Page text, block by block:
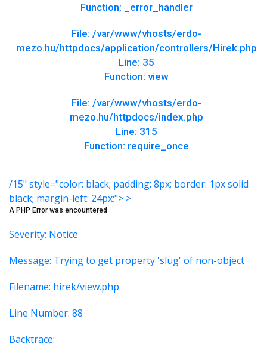
Function: _error_handler
File: /var/www/vhosts/erdo-
mezo.hu/httpdocs/application/controllers/Hirek.php
Line: 35
Function: view
File: /var/www/vhosts/erdo-
mezo.hu/httpdocs/index.php
Line: 315
Function: require_once
/15" style="color: black; padding: 8px; border: 1px solid
black; margin-left: 24px;"> >
A PHP Error was encountered
Severity: Notice
Message: Trying to get property 'slug' of non-object
Filename: hirek/view.php
Line Number: 88
Backtrace: